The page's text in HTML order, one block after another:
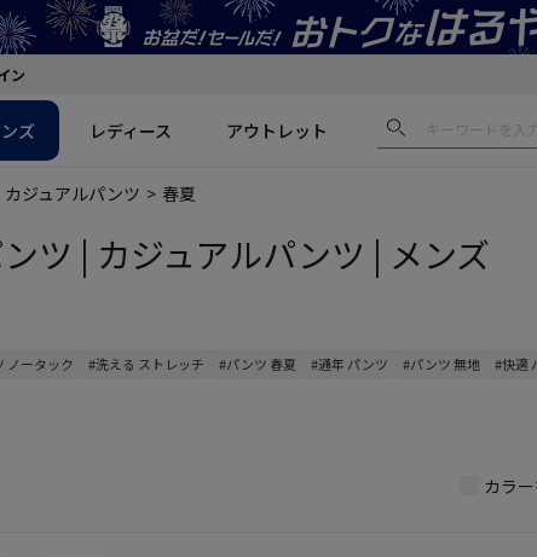
ン
ズ レディース アウトレット
カジュアルパンツ 春夏
ツ | カジュアルパンツ | メンズ
ノータック #洗える ストレッチ #パンツ 春夏 #通年 パンツ #パンツ 無地 #快適
カラ